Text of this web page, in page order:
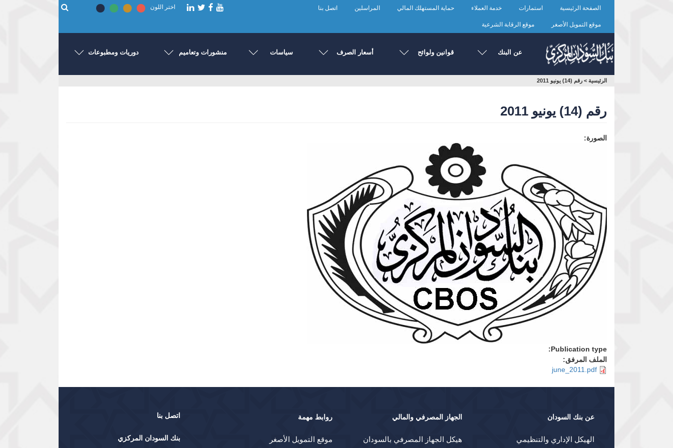
الصفحة الرئيسية استمارات خدمة العملاء حماية المستهلك المالي المراسلين اتصل بنا
موقع التمويل الأصغر موقع الرقابة الشرعية
اختر اللون
عن البنك قوانين ولوائح أسعار الصرف سياسات منشورات وتعاميم دوريات ومطبوعات
أنت
الرئيسية > رقم (14) يونيو 2011
رقم (14) يونيو 2011
الصورة:
Publication type:
الملف المرفق:
june_2011.pdf
اتصل بنا
بنك السودان المركزي
عن بنك السودان
الهيكل الإداري والتنظيمي
الجهاز المصرفي والمالي
هيكل الجهاز المصرفي بالسودان
روابط مهمة
موقع التمويل الأصغر